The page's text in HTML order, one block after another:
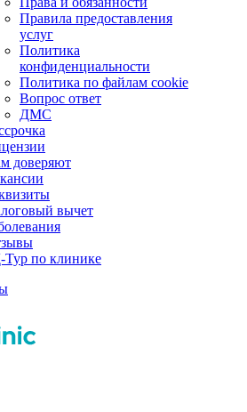
Правила предоставления
услуг
Политика
конфиденциальности
Политика по файлам cookie
Вопрос ответ
ДМС
доверяют
вычет
Тур по клинике